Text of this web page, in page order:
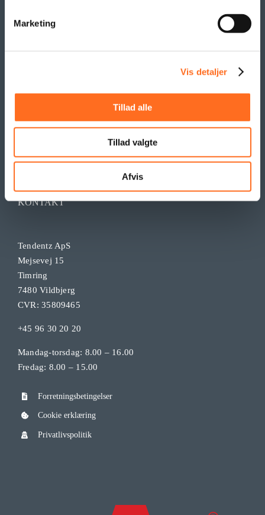
Marketing
Vis detaljer
Tillad alle
Tillad valgte
Afvis
KONTAKT
Tendentz ApS
Mejsevej 15
Timring
7480 Vildbjerg
CVR: 35809465
+45 96 30 20 20
Mandag-torsdag: 8.00 – 16.00
Fredag: 8.00 – 15.00
Forretningsbetingelser
Cookie erklæring
Privatlivspolitik